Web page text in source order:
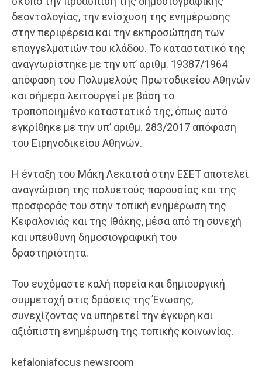
δεοντολογίας, την ενίσχυση της ενημέρωσης
στην περιφέρεια και την εκπροσώπηση των
επαγγελματιών του κλάδου. Το καταστατικό της
αναγνωρίστηκε με την υπ’ αριθμ. 19387/1964
απόφαση του Πολυμελούς Πρωτοδικείου Αθηνών
και σήμερα λειτουργεί με βάση το
τροποποιημένο καταστατικό της, όπως αυτό
εγκρίθηκε με την υπ’ αριθμ. 283/2017 απόφαση
του Ειρηνοδικείου Αθηνών.
Η ένταξη του Μάκη Λεκατσά στην ΕΣΕΤ αποτελεί
αναγνώριση της πολυετούς παρουσίας και της
προσφοράς του στην τοπική ενημέρωση της
Κεφαλονιάς και της Ιθάκης, μέσα από τη συνεχή
και υπεύθυνη δημοσιογραφική του
δραστηριότητα.
Του ευχόμαστε καλή πορεία και δημιουργική
συμμετοχή στις δράσεις της Ένωσης,
συνεχίζοντας να υπηρετεί την έγκυρη και
αξιόπιστη ενημέρωση της τοπικής κοινωνίας.
kefaloniafocus newsroom